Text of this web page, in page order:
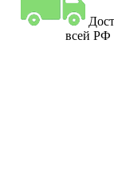
всей РФ